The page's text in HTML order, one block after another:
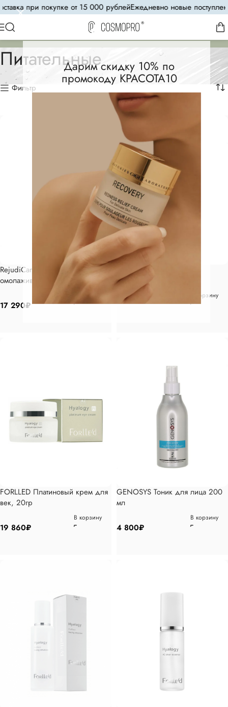
Дарим скидку 10% по
промокоду КРАСОТА10
при покупке от 15 000 рублейЕжедневно новые поступления
Питательные
Фильтр
RejudiCare Крем для глаз
омолаживающий 15мл
17 290₽
В корзину
GiGi Тоник 250 мл
3 350₽ В корзину
FORLLED Платиновый крем для
век, 20гр
19 860₽
В корзину
GENOSYS Тоник для лица 200
мл
4 800₽
В корзину